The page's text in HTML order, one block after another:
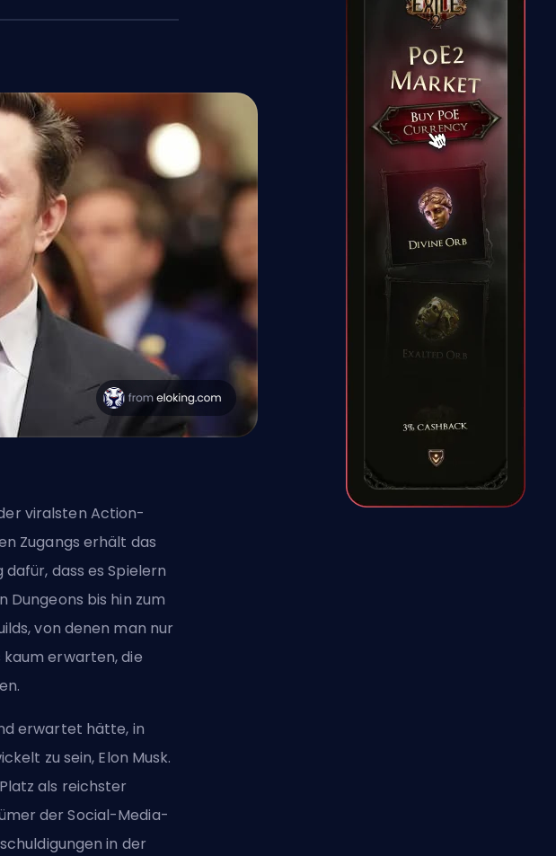
viralsten Action-
Zugangs erhält das
dass es Spielern
Dungeons bis hin zum
von denen man nur
kaum erwarten, die
erwartet hätte, in
zu sein, Elon Musk.
als reichster
der Social-Media-
in der